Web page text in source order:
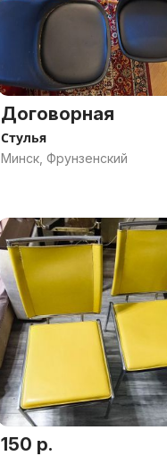
Договорная
Стулья
Минск, Фрунзенский
150 р.